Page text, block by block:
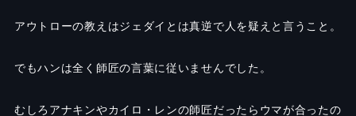
アウトローの教えはジェダイとは真逆で人を疑えと言うこと。
でもハンは全く師匠の言葉に従いませんでした。
むしろアナキンやカイロ・レンの師匠だったらウマが合ったの